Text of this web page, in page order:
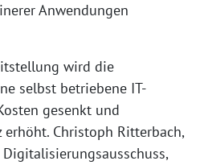
Anwendungen
wird die
selbst betriebene IT-
gesenkt und
Christoph Ritterbach,